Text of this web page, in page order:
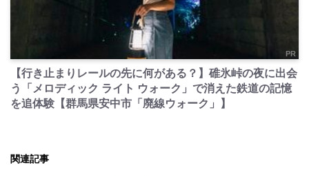
PR
【行き止まりレールの先に何がある？】碓氷峠の夜に出会
う「メロディック ライト ウォーク」で消えた鉄道の記憶
を追体験【群馬県安中市「廃線ウォーク」】
関連記事